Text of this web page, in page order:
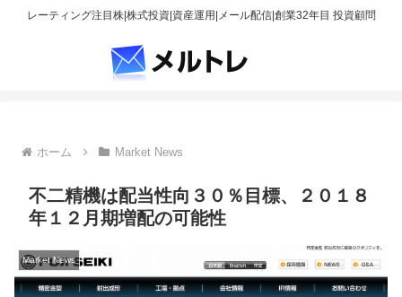
レーティング注目株|株式投資|資産運用|メール配信|創業32年目 投資顧問
ホーム Market News
不二精機は配当性向３０％目標、２０１８
年１２月期増配の可能性
Market News